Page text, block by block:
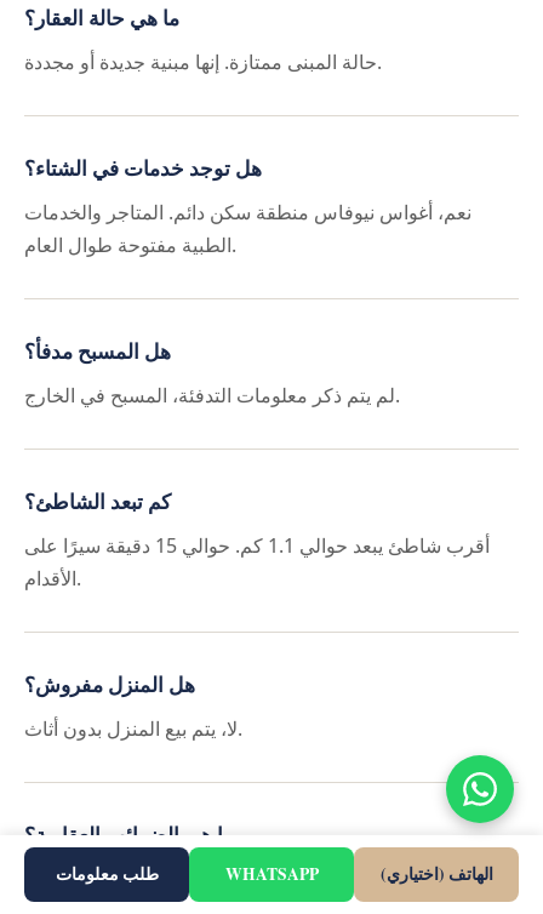
ما هي حالة العقار؟
حالة المبنى ممتازة. إنها مبنية جديدة أو مجددة.
هل توجد خدمات في الشتاء؟
نعم، أغواس نيوفاس منطقة سكن دائم. المتاجر والخدمات
الطبية مفتوحة طوال العام.
هل المسبح مدفأ؟
لم يتم ذكر معلومات التدفئة، المسبح في الخارج.
كم تبعد الشاطئ؟
أقرب شاطئ يبعد حوالي 1.1 كم. حوالي 15 دقيقة سيرًا على
الأقدام.
هل المنزل مفروش؟
لا، يتم بيع المنزل بدون أثاث.
ما هي الضرائب العقارية؟
ضريبة العقارات (IBI) ورسوم القمامة هي تكاليف شائعة للفيل
طلب معلومات WHATSAPP الهاتف (اختياري)